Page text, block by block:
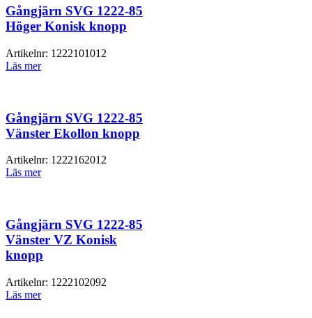
Gångjärn SVG 1222-85
Höger Konisk knopp
Artikelnr: 1222101012
Läs mer
Gångjärn SVG 1222-85
Vänster Ekollon knopp
Artikelnr: 1222162012
Läs mer
Gångjärn SVG 1222-85
Vänster VZ Konisk
knopp
Artikelnr: 1222102092
Läs mer